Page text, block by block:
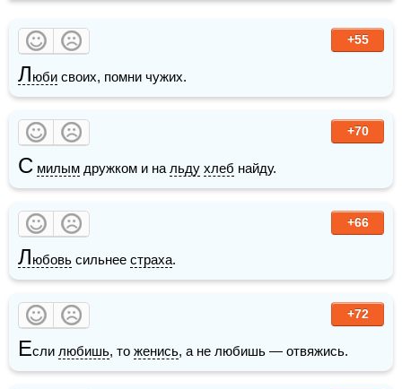
+55
Люби своих, помни чужих.
+70
С милым дружком и на льду хлеб найду.
+66
Любовь сильнее страха.
+72
Если любишь, то женись, а не любишь — отвяжись.